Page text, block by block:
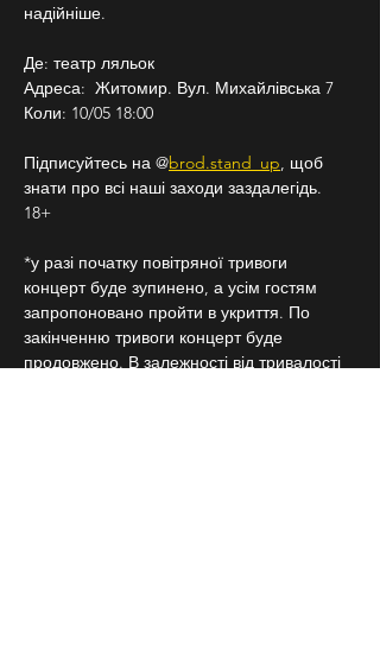
надійніше.
Де: театр ляльок
Адреса:  Житомир. Вул. Михайлівська 7
Коли: 10/05 18:00
Підписуйтесь на @brod.stand_up, щоб
знати про всі наші заходи заздалегідь.
18+
*у разі початку повітряної тривоги
концерт буде зупинено, а усім гостям
запропоновано пройти в укриття. По
закінченню тривоги концерт буде
продовжено. В залежності від тривалості